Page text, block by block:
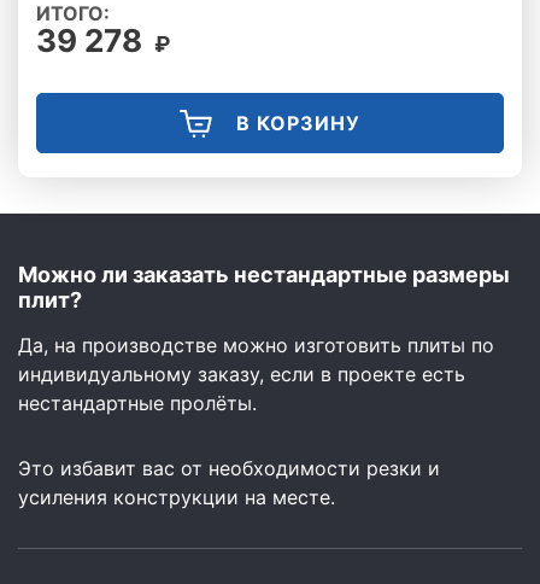
ИТОГО:
39 278 ₽
В КОРЗИНУ
Можно ли заказать нестандартные размеры
плит?
Да, на производстве можно изготовить плиты по
индивидуальному заказу, если в проекте есть
нестандартные пролёты.
Это избавит вас от необходимости резки и
усиления конструкции на месте.